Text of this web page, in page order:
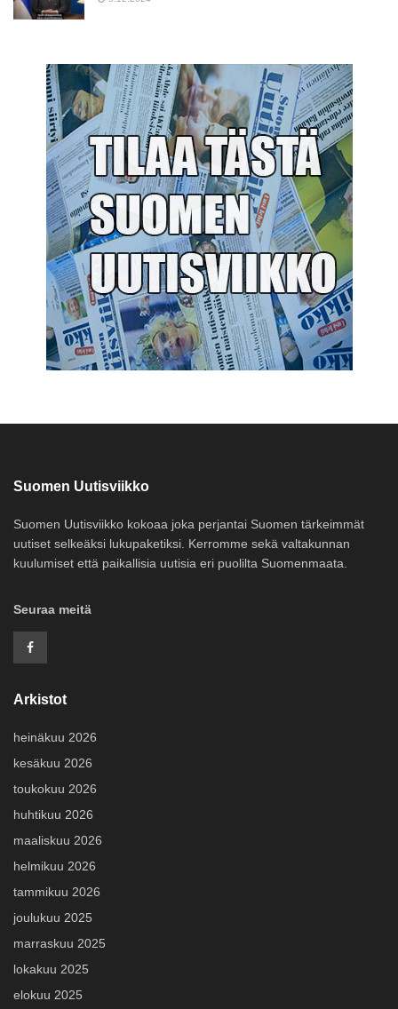
Suomen Uutisviikko
Suomen Uutisviikko kokoaa joka perjantai Suomen tärkeimmät
uutiset selkeäksi lukupaketiksi. Kerromme sekä valtakunnan
kuulumiset että paikallisia uutisia eri puolilta Suomenmaata.
Seuraa meitä
Arkistot
heinäkuu 2026
kesäkuu 2026
toukokuu 2026
huhtikuu 2026
maaliskuu 2026
helmikuu 2026
tammikuu 2026
joulukuu 2025
marraskuu 2025
lokakuu 2025
elokuu 2025